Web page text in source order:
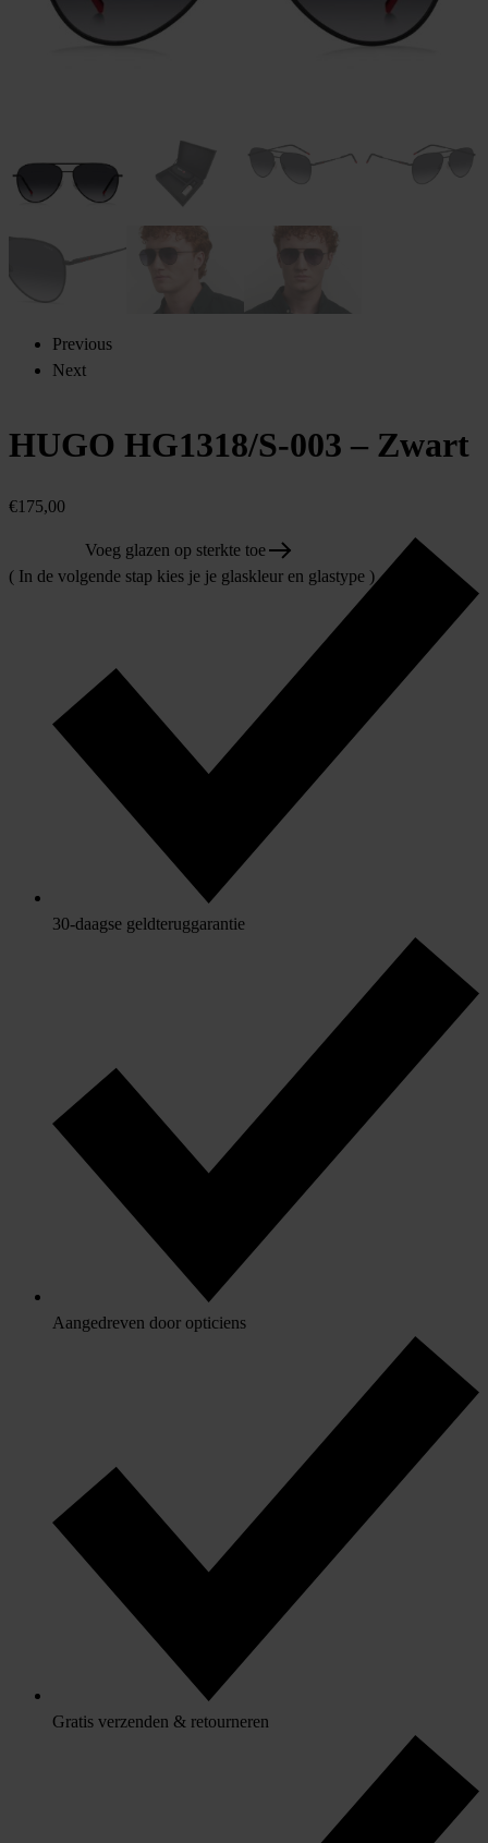
Previous
Next
HUGO HG1318/S-003 – Zwart
€175,00
Voeg glazen op sterkte toe
( In de volgende stap kies je je glaskleur en glastype )
30-daagse geldteruggarantie
Aangedreven door opticiens
Gratis verzenden & retourneren